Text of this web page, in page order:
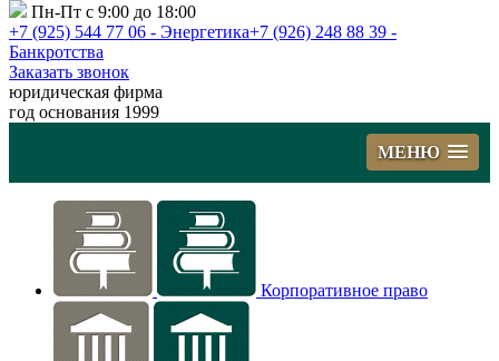
Пн-Пт с 9:00 до 18:00
+7 (925) 544 77 06 - Энергетика+7 (926) 248 88 39 -
Банкротства
Заказать звонок
юридическая фирма
год основания 1999
МЕНЮ
Корпоративное право